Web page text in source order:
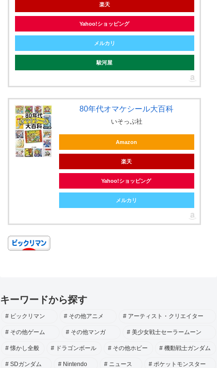
楽天
Yahoo!ショッピング
メルカリ
駿河屋
80年代オマケシール大百科
いそっぷ社
Amazon
楽天
Yahoo!ショッピング
メルカリ
キーワードから探す
ビックリマン その他アニメ アーティスト・クリエイター
その他ゲーム その他マンガ 美少女戦士セーラームーン
懐かし全般 ドラゴンボール その他ホビー 機動戦士ガンダム
SDガンダム Nintendo ニュース ポケットモンスター